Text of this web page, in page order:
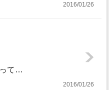
2016/01/26
大学院で教育学の修士号を持っている講師もいましたが、急増で連れて来た様な講師もいました。単純にネイティブと言うだけで、教育の知識が乏しいので、退屈な授業を...
2016/01/26